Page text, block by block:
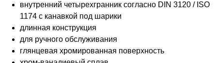
внутренний четырехгранник согласно DIN 3120 / ISO
1174 с канавкой под шарики
длинная конструкция
для ручного обслуживания
глянцевая хромированная поверхность